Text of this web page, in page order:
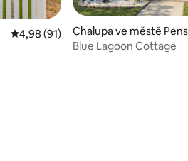
Průměrné hodnocení 4,98 z 5, 91
4,98 (91)
Chalupa ve městě
Blue Lagoon Cottage